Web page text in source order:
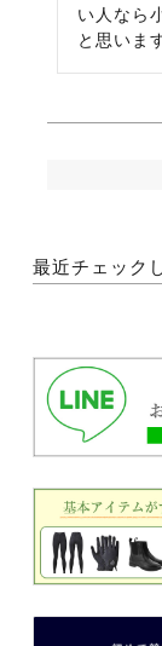
い人なら
と思いま
最近チェック